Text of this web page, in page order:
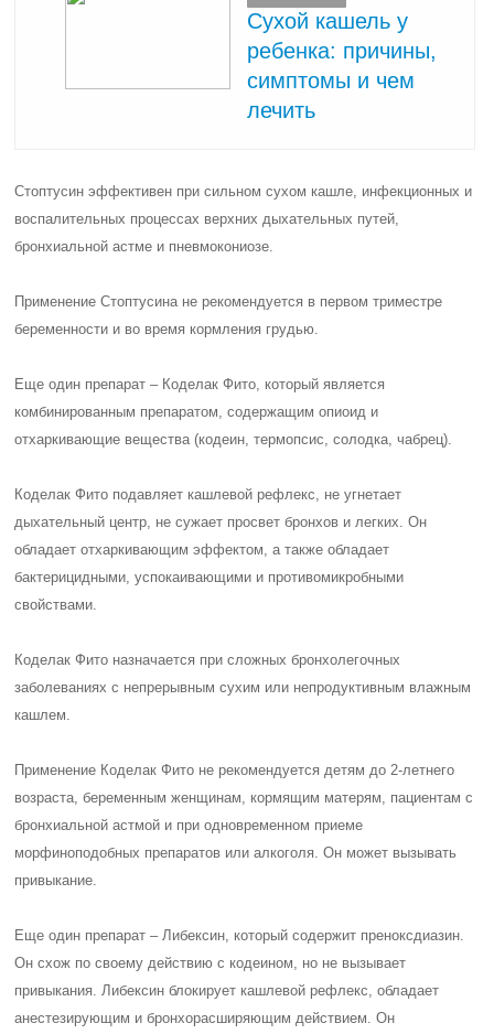
Сухой кашель у
ребенка: причины,
симптомы и чем
лечить
Стоптусин эффективен при сильном сухом кашле, инфекционных и
воспалительных процессах верхних дыхательных путей,
бронхиальной астме и пневмокониозе.
Применение Стоптусина не рекомендуется в первом триместре
беременности и во время кормления грудью.
Еще один препарат – Коделак Фито, который является
комбинированным препаратом, содержащим опиоид и
отхаркивающие вещества (кодеин, термопсис, солодка, чабрец).
Коделак Фито подавляет кашлевой рефлекс, не угнетает
дыхательный центр, не сужает просвет бронхов и легких. Он
обладает отхаркивающим эффектом, а также обладает
бактерицидными, успокаивающими и противомикробными
свойствами.
Коделак Фито назначается при сложных бронхолегочных
заболеваниях с непрерывным сухим или непродуктивным влажным
кашлем.
Применение Коделак Фито не рекомендуется детям до 2-летнего
возраста, беременным женщинам, кормящим матерям, пациентам с
бронхиальной астмой и при одновременном приеме
морфиноподобных препаратов или алкоголя. Он может вызывать
привыкание.
Еще один препарат – Либексин, который содержит преноксдиазин.
Он схож по своему действию с кодеином, но не вызывает
привыкания. Либексин блокирует кашлевой рефлекс, обладает
анестезирующим и бронхорасширяющим действием. Он